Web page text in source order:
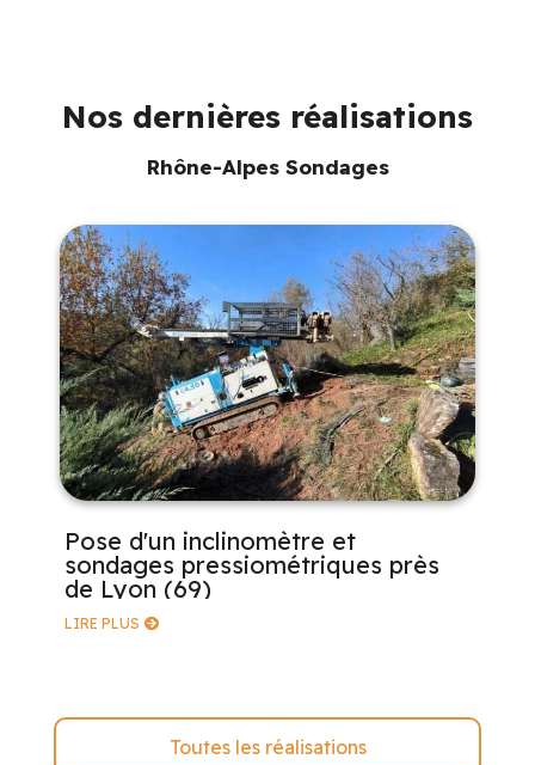
Nos dernières réalisations
Rhône-Alpes Sondages
Pose d'un inclinomètre et
sondages pressiométriques près
de Lyon (69)
LIRE PLUS
Toutes les réalisations